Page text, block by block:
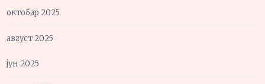
октобар 2025
август 2025
јун 2025